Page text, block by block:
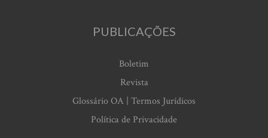
PUBLICAÇÕES
Boletim
Revista
Glossário OA | Termos Jurídicos
Política de Privacidade